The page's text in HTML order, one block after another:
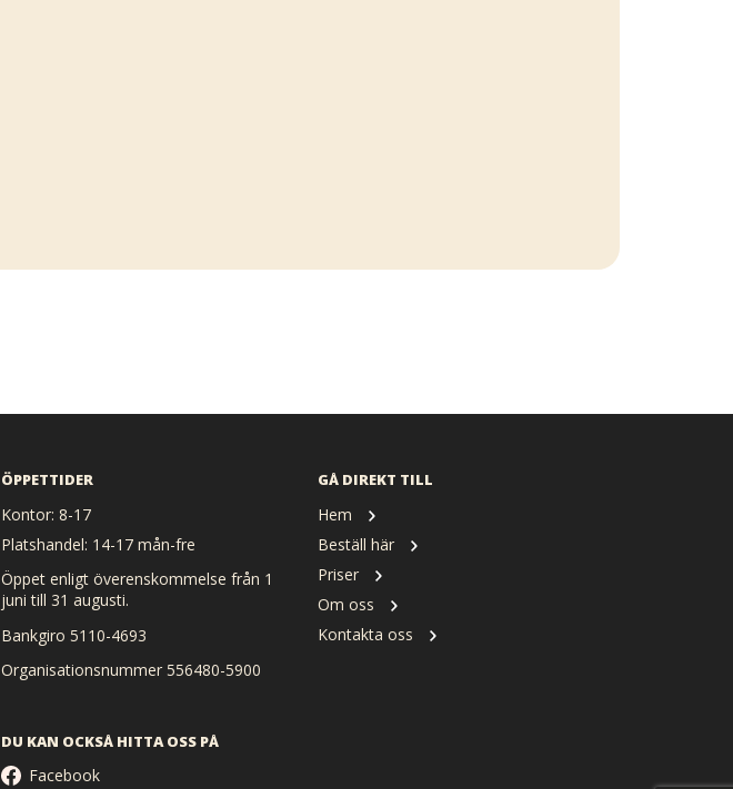
ÖPPETTIDER
Kontor: 8-17
Platshandel: 14-17 mån-fre
Öppet enligt överenskommelse från 1
juni till 31 augusti.
Bankgiro 5110-4693
Organisationsnummer 556480-5900
DU KAN OCKSÅ HITTA OSS PÅ
Facebook
GÅ DIREKT TILL
Hem
Beställ här
Priser
Om oss
Kontakta oss